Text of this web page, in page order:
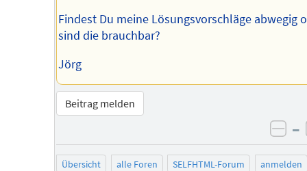
Findest Du meine Lösungsvorschläge abwegig
sind die brauchbar?
Jörg
Beitrag melden
–
Übersicht alle Foren SELFHTML-Forum
anmelden